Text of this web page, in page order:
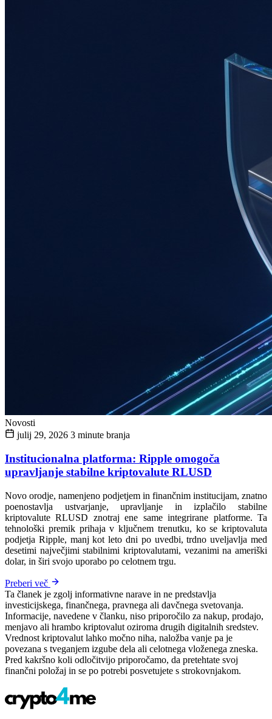
Novosti
julij 29, 2026 3 minute branja
Institucionalna platforma: Ripple omogoča
upravljanje stabilne kriptovalute RLUSD
Novo orodje, namenjeno podjetjem in finančnim institucijam, znatno
poenostavlja ustvarjanje, upravljanje in izplačilo stabilne
kriptovalute RLUSD znotraj ene same integrirane platforme. Ta
tehnološki premik prihaja v ključnem trenutku, ko se kriptovaluta
podjetja Ripple, manj kot leto dni po uvedbi, trdno uveljavlja med
desetimi največjimi stabilnimi kriptovalutami, vezanimi na ameriški
dolar, in širi svojo uporabo po celotnem trgu.
Preberi več
Ta članek je zgolj informativne narave in ne predstavlja
investicijskega, finančnega, pravnega ali davčnega svetovanja.
Informacije, navedene v članku, niso priporočilo za nakup, prodajo,
menjavo ali hrambo kriptovalut oziroma drugih digitalnih sredstev.
Vrednost kriptovalut lahko močno niha, naložba vanje pa je
povezana s tveganjem izgube dela ali celotnega vloženega zneska.
Pred kakršno koli odločitvijo priporočamo, da pretehtate svoj
finančni položaj in se po potrebi posvetujete s strokovnjakom.